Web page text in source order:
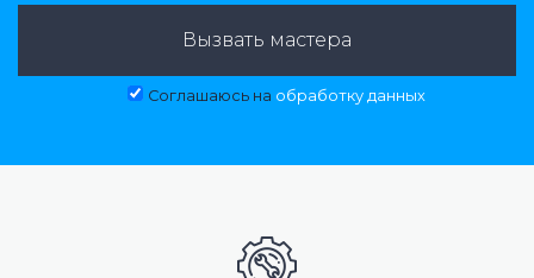
Вызвать мастера
Соглашаюсь на обработку данных